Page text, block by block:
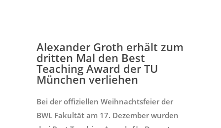
Alexander Groth erhält zum
dritten Mal den Best
Teaching Award der TU
München verliehen
Bei der offiziellen Weihnachtsfeier der
BWL Fakultät am 17. Dezember wurden